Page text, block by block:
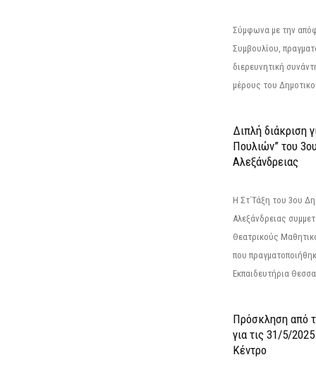
Σύμφωνα με την
Συμβουλίου,
διερευνητική
μέρους του
Διπλή διάκριση
Πουλιών” του
Αλεξάνδρειας
Η Στ΄Τάξη του 3ου
Αλεξάνδρειας
Θεατρικούς
που
Εκπαιδευτήρια
Πρόσκληση από
για τις 31/5/
Κέντρο